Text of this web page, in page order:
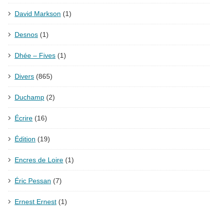
David Markson (1)
Desnos (1)
Dhée – Fives (1)
Divers (865)
Duchamp (2)
Écrire (16)
Édition (19)
Encres de Loire (1)
Éric Pessan (7)
Ernest Ernest (1)